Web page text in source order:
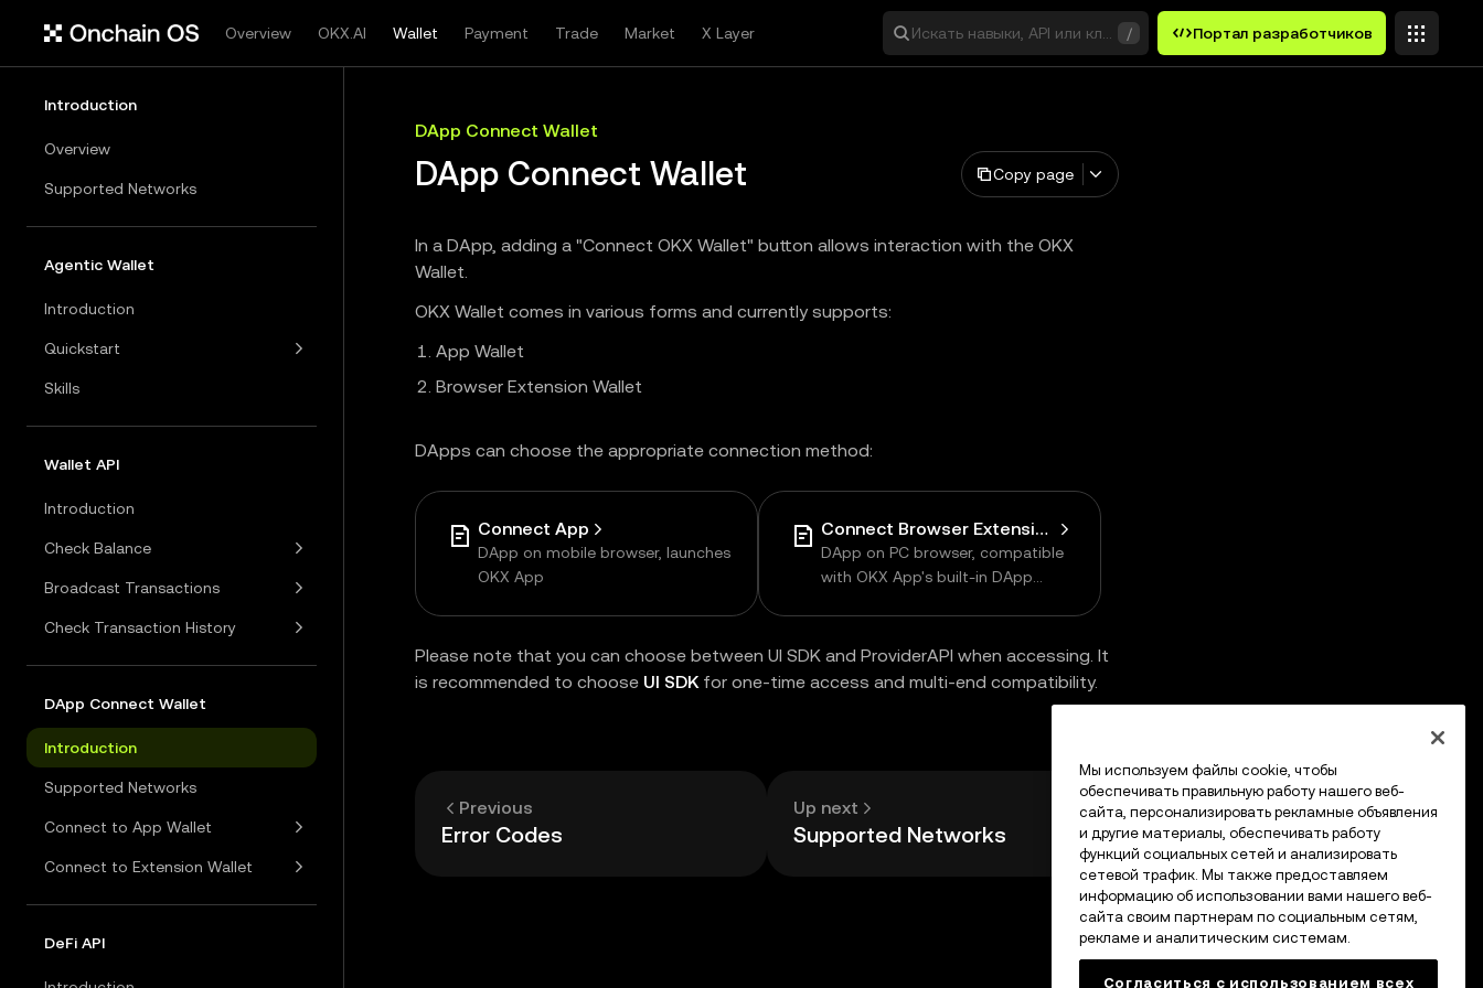
Overview OKX.AI Wallet Payment Trade Market X Layer Искать навыки, API или ключевые слова
/ Портал разработчиков
Introduction
Overview
Supported Networks
Agentic Wallet
Introduction
Quickstart
Skills
Wallet API
Introduction
Check Balance
Broadcast Transactions
Check Transaction History
DApp Connect Wallet
Introduction
Supported Networks
Connect to App Wallet
Connect to Extension Wallet
DeFi API
DApp Connect Wallet
DApp Connect Wallet Copy page
In a DApp, adding a "Connect OKX Wallet" button allows interaction with the OKX
Wallet.
OKX Wallet comes in various forms and currently supports:
App Wallet
Browser Extension Wallet
DApps can choose the appropriate connection method:
Connect App
DApp on mobile browser, launches
OKX App
Connect Browser Extension Wallet
DApp on PC browser, compatible
with OKX App's built-in DApp
Please note that you can choose between UI SDK and ProviderAPI when accessing. It
is recommended to choose UI SDKfor one-time access and multi-end compatibility.
Previous
Error Codes
Up next
Supported Networks
Мы используем файлы cookie, чтобы
обеспечивать правильную работу нашего веб-
сайта, персонализировать рекламные объявления
и другие материалы, обеспечивать работу
функций социальных сетей и анализировать
сетевой трафик. Мы также предоставляем
информацию об использовании вами нашего веб-
сайта своим партнерам по социальным сетям,
рекламе и аналитическим системам.
Согласиться с использованием всех